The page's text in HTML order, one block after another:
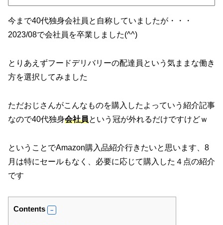
今まで40代独身会社員と自称していましたが・・・
2023/08で会社員を卒業しました(^^)
とりあえずフードデリバリーの配達員という気ままな働き
方を選択してみました
ただおじさんがこんなものを購入したよっていう紹介記事
なので40代独身会社員という冠が外れるだけですけどｗ
ということでAmazon購入品紹介行きたいと思います、8
月は特にセールもなく、必要に応じて購入した４点の紹介
です
Contents